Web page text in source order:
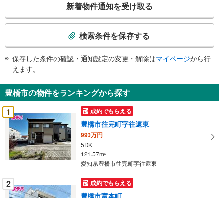
検
知
を
受
け
取
る
・
条
件
を
マ
新着物件通知を受け取る
検索条件を保存する
保存した条件の確認・通知設定の変更・解除はマイページから行
えます。
豊橋市の物件をランキングから探す
1
成約でもらえる
豊橋市往完町字往還東
990万円
5DK
121.57m2
愛知県豊橋市往完町字往還東
2 成約でもらえる
豊橋市富本町